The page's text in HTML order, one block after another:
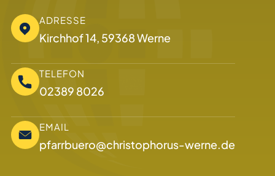
ADRESSE
Kirchhof 14, 59368 Werne
TELEFON
02389 8026
EMAIL
pfarrbuero@christophorus-werne.de